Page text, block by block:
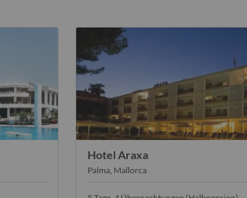
Hotel Araxa
Palma, Mallorca